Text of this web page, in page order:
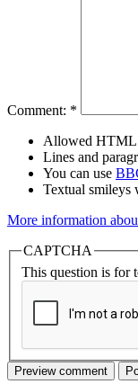
Comment: *
Allowed HTML
Lines and
You can use
Textual smileys
More information
CAPTCHA
This question is for